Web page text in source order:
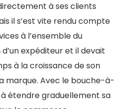
à ses clients
il s’est vite rendu compte
à l’ensemble du
expéditeur et il devait
à la croissance de son
marque. Avec le bouche-à-
étendre graduellement sa